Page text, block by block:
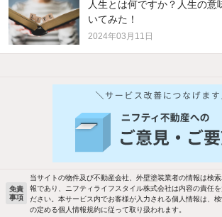
人生とは何ですか？人生の意
いてみた！
2024年03月11日
他の人はこんな条件で絞り込んでいます！
バス・トイレ別 2階以
駐車場あり ペッ
洗濯機置場あり 独立
新着物件メール通
ご希望の条件の物件が見つかり次第、
新着メール通知を受け
免責
事項
当サイトの物件及び不動産会社、外壁塗装業者の情報は検
報であり、ニフティライフスタイル株式会社は内容の責任
ださい。本サービス内でお客様が入力される個人情報は、
の定める個人情報規約に従って取り扱われます。